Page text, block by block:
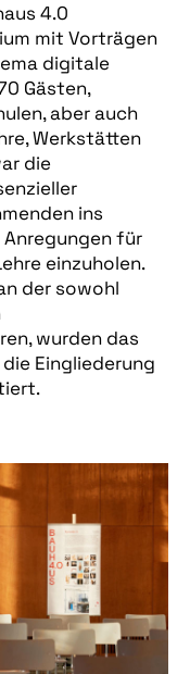
4.0
mit Vorträgen
digitale
Gästen,
aber auch
Werkstätten
die
ins
Anregungen für
einzuholen.
der sowohl
wurden das
Eingliederung